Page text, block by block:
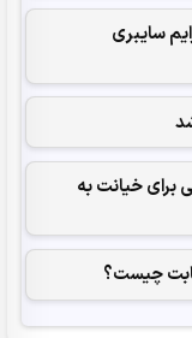
55درصد جرایم سایبری
برای خیانت به
چیست؟